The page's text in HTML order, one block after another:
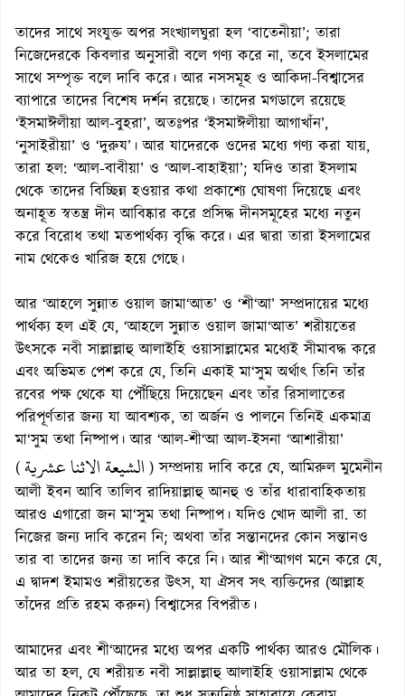
তাদের সাথে সংযুক্ত অপর সংখ্যালঘুরা হল ‘বাতেনীয়া’; তারা
নিজেদেরকে কিবলার অনুসারী বলে গণ্য করে না, তবে ইসলামের
সাথে সম্পৃক্ত বলে দাবি করে। আর নসসমূহ ও আকিদা-বিশ্বাসের
ব্যাপারে তাদের বিশেষ দর্শন রয়েছে। তাদের মগডালে রয়েছে
‘ইসমাঈলীয়া আল-বুহরা’, অতঃপর ‘ইসমাঈলীয়া আগাখাঁন’,
‘নুসাইরীয়া’ ও ‘দুরুয’। আর যাদেরকে ওদের মধ্যে গণ্য করা যায়,
তারা হল: ‘আল-বাবীয়া’ ও ‘আল-বাহাইয়া’; যদিও তারা ইসলাম
থেকে তাদের বিচ্ছিন্ন হওয়ার কথা প্রকাশ্যে ঘোষণা দিয়েছে এবং
অনাহূত স্বতন্ত্র দীন আবিষ্কার করে প্রসিদ্ধ দীনসমূহের মধ্যে নতুন
করে বিরোধ তথা মতপার্থক্য বৃদ্ধি করে। এর দ্বারা তারা ইসলামের
নাম থেকেও খারিজ হয়ে গেছে।
আর ‘আহলে সুন্নাত ওয়াল জামা‘আত’ ও ‘শী‘আ’ সম্প্রদায়ের মধ্যে
পার্থক্য হল এই যে, ‘আহলে সুন্নাত ওয়াল জামা‘আত’ শরীয়তের
উৎসকে নবী সাল্লাল্লাহু আলাইহি ওয়াসাল্লামের মধ্যেই সীমাবদ্ধ করে
এবং অভিমত পেশ করে যে, তিনি একাই মা‘সুম অর্থাৎ তিনি তাঁর
রবের পক্ষ থেকে যা পৌঁছিয়ে দিয়েছেন এবং তাঁর রিসালাতের
পরিপূর্ণতার জন্য যা আবশ্যক, তা অর্জন ও পালনে তিনিই একমাত্র
মা‘সুম তথা নিষ্পাপ। আর ‘আল-শী‘আ আল-ইসনা ‘আশারীয়া’
( الشيعة الاثنا عشرية ) সম্প্রদায় দাবি করে যে, আমিরুল মুমেনীন
আলী ইবন আবি তালিব রাদিয়াল্লাহু আনহু ও তাঁর ধারাবাহিকতায়
আরও এগারো জন মা‘সুম তথা নিষ্পাপ। যদিও খোদ আলী রা. তা
নিজের জন্য দাবি করেন নি; অথবা তাঁর সন্তানদের কোন সন্তানও
তার বা তাদের জন্য তা দাবি করে নি। আর শী‘আগণ মনে করে যে,
এ দ্বাদশ ইমামও শরীয়তের উৎস, যা ঐসব সৎ ব্যক্তিদের (আল্লাহ
তাঁদের প্রতি রহম করুন) বিশ্বাসের বিপরীত।
আমাদের এবং শী‘আদের মধ্যে অপর একটি পার্থক্য আরও মৌলিক।
আর তা হল, যে শরীয়ত নবী সাল্লাল্লাহু আলাইহি ওয়াসাল্লাম থেকে